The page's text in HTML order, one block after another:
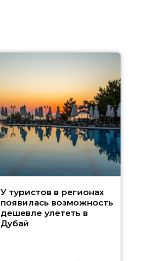
У туристов в регионах
появилась возможность
дешевле улететь в
Дубай